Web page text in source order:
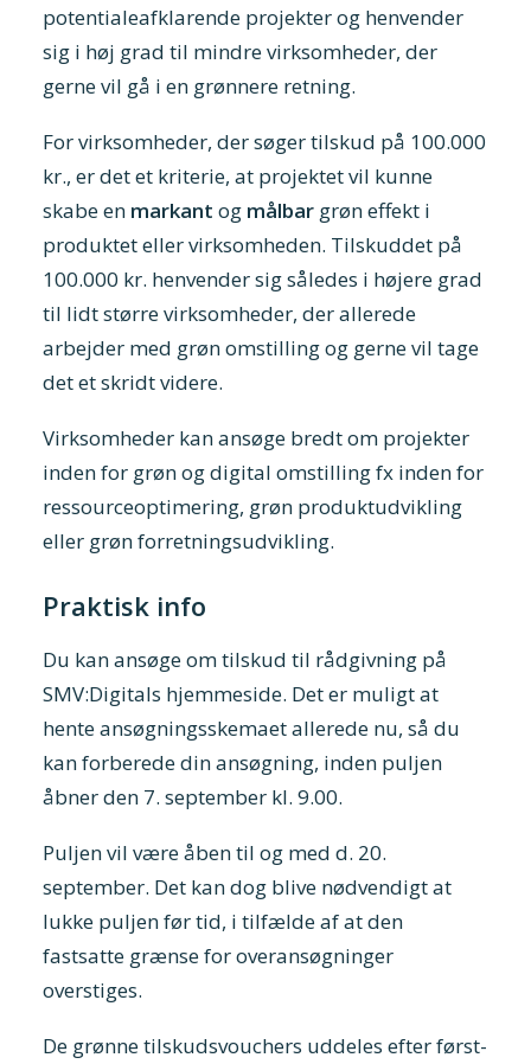
potentialeafklarende projekter og henvender
sig i høj grad til mindre virksomheder, der
gerne vil gå i en grønnere retning.
For virksomheder, der søger tilskud på 100.000
kr., er det et kriterie, at projektet vil kunne
skabe en markant og målbar grøn effekt i
produktet eller virksomheden. Tilskuddet på
100.000 kr. henvender sig således i højere grad
til lidt større virksomheder, der allerede
arbejder med grøn omstilling og gerne vil tage
det et skridt videre.
Virksomheder kan ansøge bredt om projekter
inden for grøn og digital omstilling fx inden for
ressourceoptimering, grøn produktudvikling
eller grøn forretningsudvikling.
Praktisk info
Du kan ansøge om tilskud til rådgivning på
SMV:Digitals hjemmeside. Det er muligt at
hente ansøgningsskemaet allerede nu, så du
kan forberede din ansøgning, inden puljen
åbner den 7. september kl. 9.00.
Puljen vil være åben til og med d. 20.
september. Det kan dog blive nødvendigt at
lukke puljen før tid, i tilfælde af at den
fastsatte grænse for overansøgninger
overstiges.
De grønne tilskudsvouchers uddeles efter først-